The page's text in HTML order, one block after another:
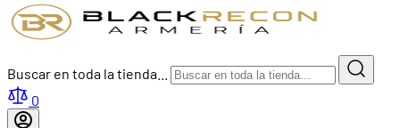
Buscar en toda la tienda...
0